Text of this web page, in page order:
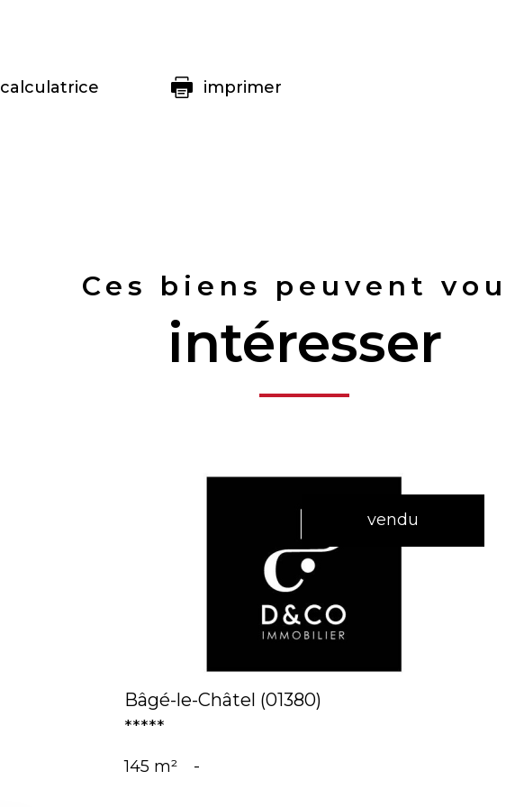
calculatrice imprimer
Ces biens peuvent
intéresser
vendu
voir le bien
Bâgé-le-Châtel (01380)
*****
145 m² -